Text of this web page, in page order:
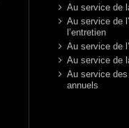
Au service de
Au service de
l’entretien
Au service de
Au service de
Au service
annuels